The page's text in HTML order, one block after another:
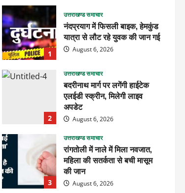
1
उत्तराखण्ड समाचार
नंदप्रयाग में फिसली बाइक, हेमकुंड
यात्रा से लौट रहे युवक की जान गई
August 6, 2026
2
उत्तराखण्ड समाचार
बदरीनाथ मार्ग पर लगेंगी हाईटेक
एलईडी स्क्रीन, मिलेगी लाइव
अपडेट
August 6, 2026
3
उत्तराखण्ड समाचार
रांगतोली में नाले में मिला नवजात,
महिला की सतर्कता से बची मासूम
की जान
August 6, 2026